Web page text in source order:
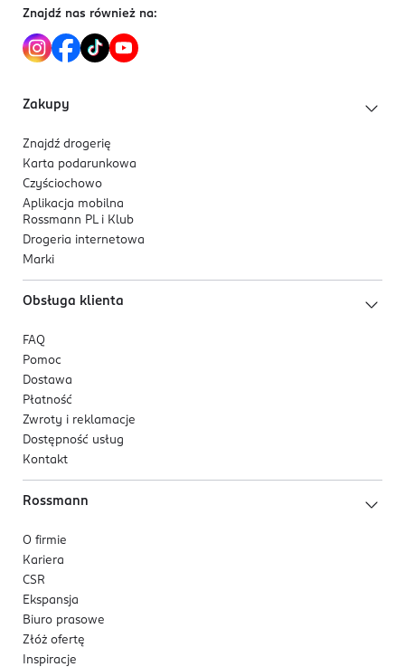
Dla kobiet, które oczekują efektu modelowania sylwetki
eleganckiego wyglądu.
Znajdź nas również na:
Zakupy
Znajdź drogerię
Karta podarunkowa
Czyściochowo
Aplikacja mobilna
Rossmann PL i Klub
Drogeria internetowa
Marki
Obsługa klienta
FAQ
Pomoc
Dostawa
Płatność
Zwroty i reklamacje
Dostępność usług
Kontakt
Rossmann
O firmie
Kariera
CSR
Ekspansja
Biuro prasowe
Złóż ofertę
Inspiracje